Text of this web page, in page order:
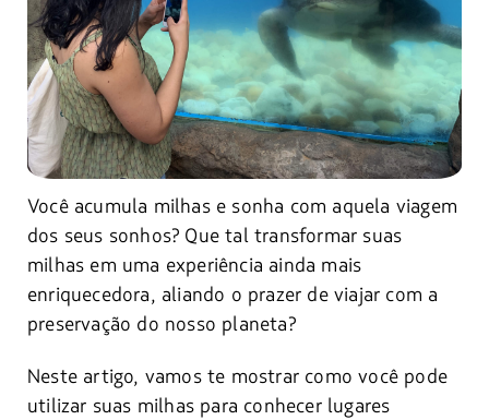
Você acumula milhas e sonha com aquela viagem
dos seus sonhos? Que tal transformar suas
milhas em uma experiência ainda mais
enriquecedora, aliando o prazer de viajar com a
preservação do nosso planeta?
Neste artigo, vamos te mostrar como você pode
utilizar suas milhas para conhecer lugares